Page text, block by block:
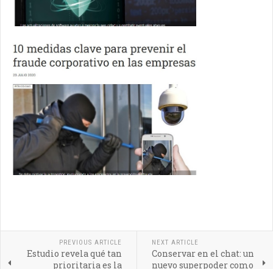
PREVIOUS ARTICLE
Estudio revela qué tan
prioritaria es la
NEXT ARTICLE
Conservar en el chat: un
nuevo superpoder como